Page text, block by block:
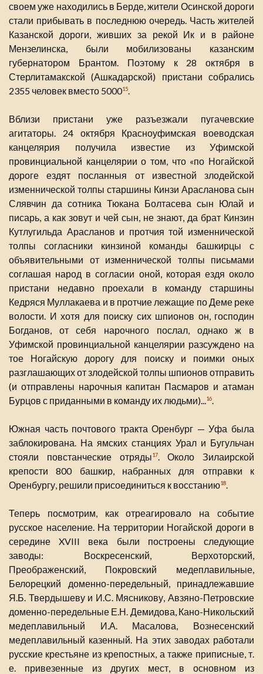
своем уже находились в Берде, жители Осинской дороги
стали прибывать в последнюю очередь. Часть жителей
Казанской дороги, живших за рекой Ик и в районе
Мензелинска, были мобилизованы казанским
губернатором Брантом. Поэтому к 28 октября в
Стерлитамакской (Ашкадарской) пристани собрались
2355 человек вместо 500015.
Вблизи пристани уже разъезжали пугачевские
агитаторы. 24 октября Красноуфимская воеводская
канцелярия получила известие из Уфимской
провинциальной канцелярии о том, что «по Ногайской
дороге ездят посланныя от известной злодейской
изменнической толпы старшины Кинзи Арасланова сын
Слявчин да сотника Тюкана Болтасева сын Юлай и
писарь, а как зовут и чей сын, не знают, да брат Кинзин
Кутлугильда Арасланов и протчия той изменнической
толпы согласники кинзиной команды башкирцы с
объявительными от изменнической толпы письмами
соглашая народ в согласии оной, которая ездя около
пристани недавно проехали в команду старшины
Кедряся Муллакаева и в протчие лежащие по Деме реке
волости. И хотя для поиску сих шпионов он, господин
Богданов, от себя нарочного послал, однако ж в
Уфимской провинциальной канцелярии разсуждено на
тое Ногайскую дорогу для поиску и поимки оных
разглашающих от злодейской толпы шпионов отправить
(и отправлены нарочныя капитан Пасмаров и атаман
Бурцов с приданными в команду их людьми)...16.
Южная часть почтового тракта Оренбург — Уфа была
заблокирована. На ямских станциях Урал и Бугульчан
стояли повстанческие отряды17. Около Зилаирской
крепости 800 башкир, набранных для отправки к
Оренбургу, решили присоединиться к восстанию18.
Теперь посмотрим, как отреагировало на событие
русское население. На территории Ногайской дороги в
середине XVIII века были построены следующие
заводы: Воскресенский, Верхоторский,
Преображенский, Покровский медеплавильные,
Белорецкий доменно-передельный, принадлежавшие
Я.Б. Твердышеву и И.С. Мясникову, Авзяно-Петровские
доменно-передельные Е.Н. Демидова, Кано-Никольский
медеплавильный И.А. Масалова, Вознесенский
медеплавильный казенный. На этих заводах работали
русские крестьяне из крепостных, а также приписные, т.
е. привезенные из других мест, в основном из